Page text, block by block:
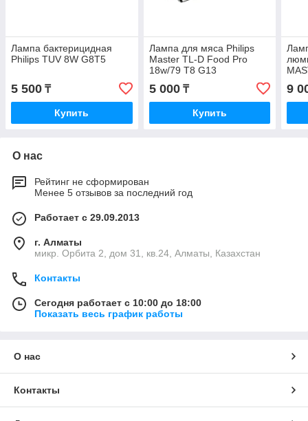
Лампа бактерицидная
Philips TUV 8W G8T5
5 500 ₸
Купить
Лампа для мяса Philips
Master TL-D Food Pro
18w/79 T8 G13
5 000₸
Купить
9
О нас
Рейтинг не сформирован
Менее 5 отзывов за последний год
Работает с 29.09.2013
г. Алматы
микр. Орбита 2, дом 31, кв.24, Алматы, Казахстан
Контакты
Сегодня работает с 10:00 до 18:00
Показать весь график работы
О нас
Контакты